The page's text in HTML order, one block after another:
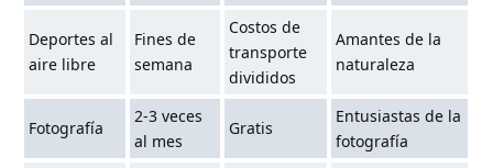
Deportes al
aire libre
Fines de
semana
Costos de
transporte
divididos
Amantes de la
naturaleza
Fotografía
2-3 veces
al mes
Gratis
Entusiastas de la
fotografía